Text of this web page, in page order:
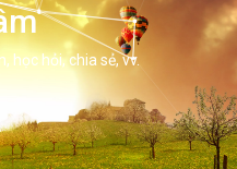
học hỏi, chia sẻ, vv.